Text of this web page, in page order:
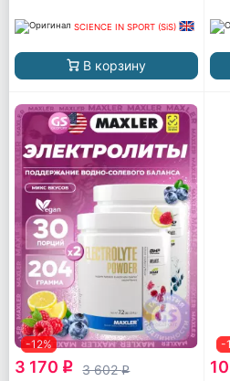
SCIENCE IN SPORT (SiS)
В корзину
-12%
3 170 q 3 602q
-